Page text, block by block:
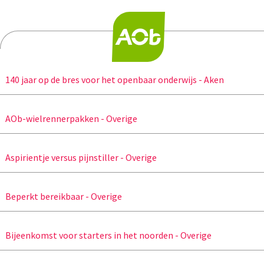
140 jaar op de bres voor het openbaar onderwijs - Aken
AOb-wielrennerpakken - Overige
Aspirientje versus pijnstiller - Overige
Beperkt bereikbaar - Overige
Bijeenkomst voor starters in het noorden - Overige